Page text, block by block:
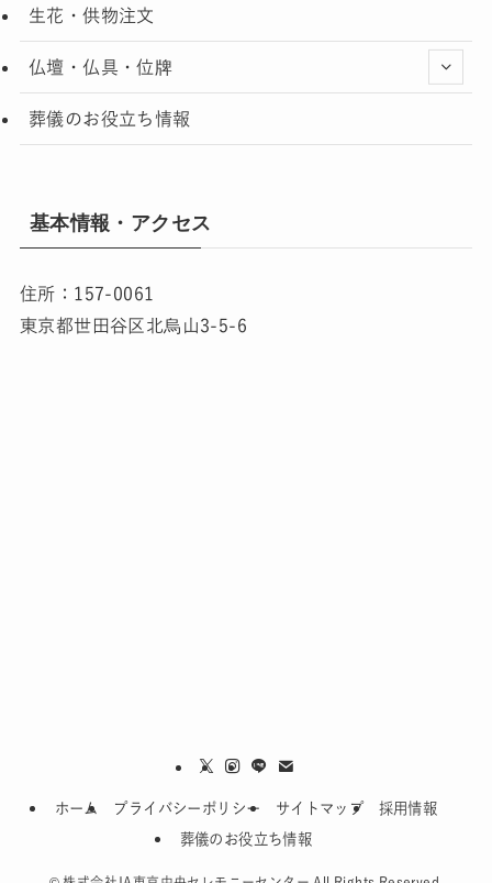
葬儀費用の目安を知りたい方へ
生花・供物注文
仏壇・仏具・位牌
葬儀のお役立ち情報
基本情報・アクセス
住所：157-0061
東京都世田谷区北烏山3-5-6
ホーム プライバシーポリシー サイトマップ
採用情報
葬儀のお役立ち情報